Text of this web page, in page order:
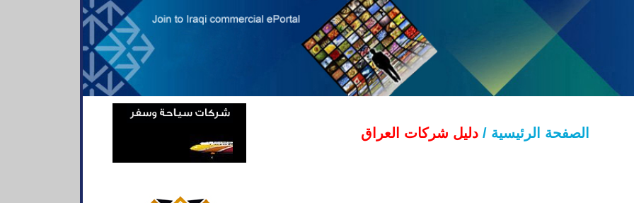
الصفحة الرئيسية / دليل شركات العراق